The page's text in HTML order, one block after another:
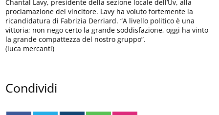
Chantal Lavy, presidente della sezione locale dell’Uv, alla
proclamazione del vincitore. Lavy ha voluto fortemente la
ricandidatura di Fabrizia Derriard. “A livello politico è una
vittoria; non nego certo la grande soddisfazione, oggi ha vinto
la grande compattezza del nostro gruppo”.
(luca mercanti)
Condividi